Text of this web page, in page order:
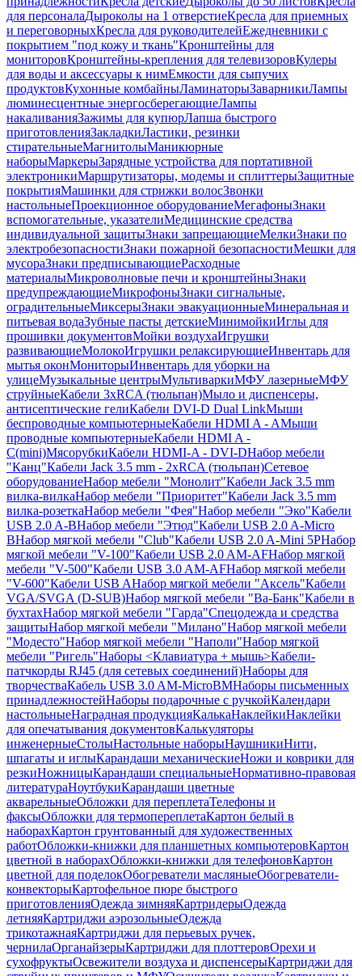
для персоналаДыроколы на 1 отверстиеКресла для приемных
и переговорныхКресла для руководителейЕжедневники с
покрытием "под кожу и ткань"Кронштейны для
мониторовКронштейны-крепления для телевизоровКулеры
для воды и аксессуары к нимЕмкости для сыпучих
продуктовКухонные комбайныЛаминаторыЗаварникиЛампы
люминесцентные энергосберегающиеЛампы
накаливанияЗажимы для купюрЛапша быстрого
приготовленияЗакладкиЛастики, резинки
стирательныеМагнитолыМаникюрные
наборыМаркерыЗарядные устройства для портативной
электроникиМаршрутизаторы, модемы и сплиттерыЗащитные
покрытияМашинки для стрижки волосЗвонки
настольныеПроекционное оборудованиеМегафоныЗнаки
вспомогательные, указателиМедицинские средства
индивидуальной защитыЗнаки запрещающиеМелкиЗнаки по
электробезопасностиЗнаки пожарной безопасностиМешки для
мусораЗнаки предписывающиеРасходные
материалыМикроволновые печи и кронштейныЗнаки
предупреждающиеМикрофоныЗнаки сигнальные,
оградительныеМиксерыЗнаки эвакуационныеМинеральная и
питьевая водаЗубные пасты детскиеМинимойкиИглы для
прошивки документовМойки воздухаИгрушки
развивающиеМолокоИгрушки релаксирующиеИнвентарь для
мытья оконМониторыИнвентарь для уборки на
улицеМузыкальные центрыМультиваркиМФУ лазерныеМФУ
струйныеКабели 3xRCA (тюльпан)Мыло и диспенсеры,
антисептические гелиКабели DVI-D Dual LinkМыши
беспроводные компьютерныеКабели HDMI A - AМыши
проводные компьютерныеКабели HDMI A -
C(mini)МясорубкиКабели HDMI-A - DVI-DНабор мебели
"Канц"Кабели Jack 3.5 mm - 2xRCA (тюльпан)Сетевое
оборудованиеНабор мебели "Монолит"Кабели Jack 3.5 mm
вилка-вилкаНабор мебели "Приоритет"Кабели Jack 3.5 mm
вилка-розеткаНабор мебели "Фея"Набор мебели "Эко"Кабели
USB 2.0 A-BНабор мебели "Этюд"Кабели USB 2.0 A-Micro
BНабор мягкой мебели "Club"Кабели USB 2.0 A-Mini 5PНабор
мягкой мебели "V-100"Кабели USB 2.0 AM-AFНабор мягкой
мебели "V-500"Кабели USB 3.0 AM-AFНабор мягкой мебели
"V-600"Кабели USB AНабор мягкой мебели "Аксель"Кабели
VGA/SVGA (D-SUB)Набор мягкой мебели "Ва-Банк"Кабели в
бухтахНабор мягкой мебели "Гарда"Спецодежда и средства
защитыНабор мягкой мебели "Милано"Набор мягкой мебели
"Модесто"Набор мягкой мебели "Наполи"Набор мягкой
мебели "Ригель"Наборы <Клавиатура + мышь>Кабели-
патчкорды RJ45 (для сетевых соединений)Наборы для
творчестваКабель USB 3.0 AM-MicroBMНаборы письменных
принадлежностейНаборы подарочные с ручкойКалендари
настольныеНаградная продукцияКалькаНаклейкиНаклейки
для опечатывания документовКалькуляторы
инженерныеСтолыНастольные наборыНаушникиНити,
шпагаты и иглыКарандаши механическиеНожи и коврики для
резкиНожницыКарандаши специальныеНормативно-правовая
литератураНоутбукиКарандаши цветные
акварельныеОбложки для переплетаТелефоны и
факсыОбложки для термопереплетаКартон белый в
наборахКартон грунтованный для художественных
работОбложки-книжки для планшетных компьютеровКартон
цветной в наборахОбложки-книжки для телефоновКартон
цветной для поделокОбогреватели масляныеОбогреватели-
конвекторыКартофельное пюре быстрого
приготовленияОдежда зимняяКартридерыОдежда
летняяКартриджи аэрозольныеОдежда
трикотажнаяКартриджи для перьевых ручек,
чернилаОрганайзерыКартриджи для плоттеровОрехи и
сухофруктыОсвежители воздуха и диспенсерыКартриджи для